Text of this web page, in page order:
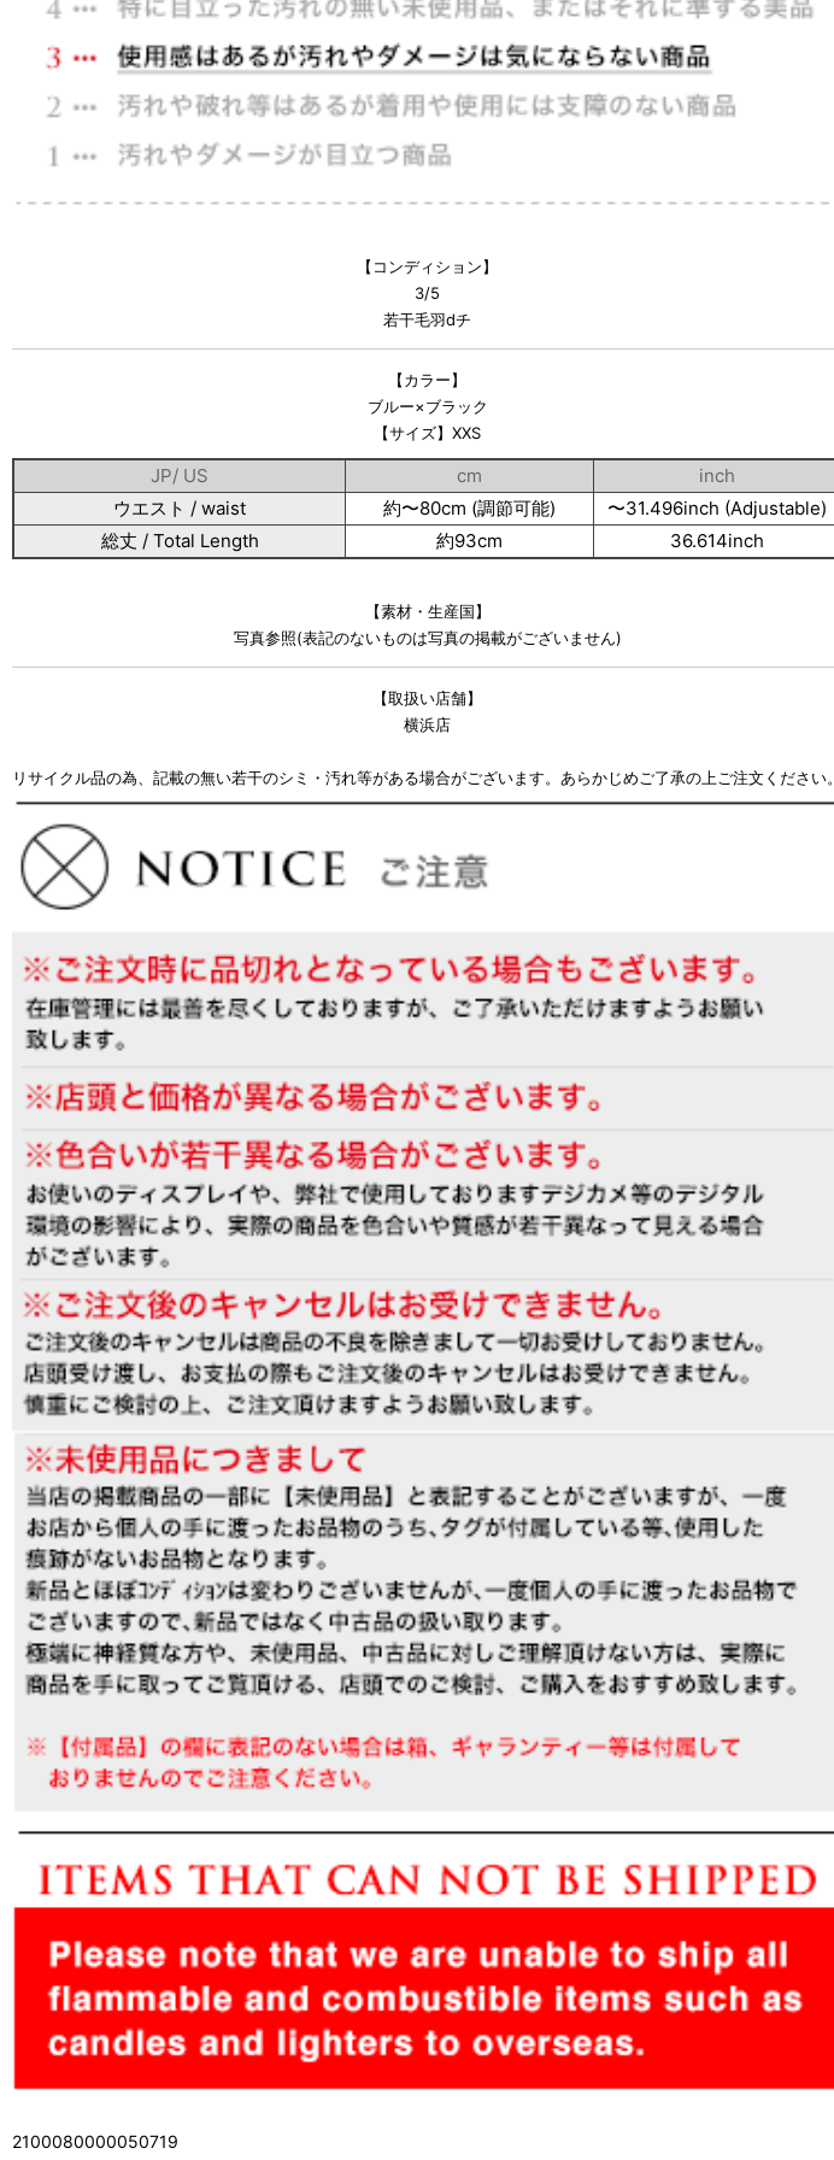
【コンディション】
3/5
若干毛羽dチ
【カラー】
ブルー×ブラック
【サイズ】XXS
JP/ US cm
inch
ウエスト / waist
約〜80cm (調節可能)
〜31.496inch (Adjustable)
総丈 / Total Length
約93cm 36.614inch
【素材・生産国】
写真参照(表記のないものは写真の掲載がございません)
【取扱い店舗】
横浜店
リサイクル品の為、記載の無い若干のシミ・汚れ等がある場合がございます。あらかじめご了承の上ご注文ください。
2100080000050719